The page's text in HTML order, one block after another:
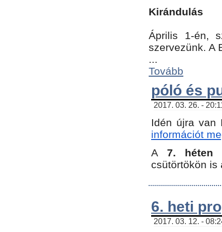
Kirándulás
Április 1-én,
szervezünk. A
...
Tovább
póló és
2017. 03. 26. -
Idén újra van
információt
A 7. héten
csütörtökön is
6. heti
2017. 03. 12. -